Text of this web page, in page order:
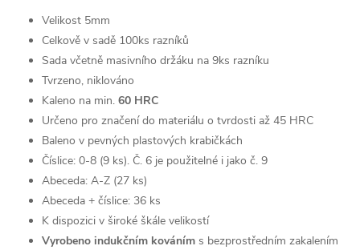
Velikost 5mm
Celkově v sadě 100ks razníků
Sada včetně masivního držáku na 9ks razníku
Tvrzeno, niklováno
Kaleno na min. 60 HRC
Určeno pro značení do materiálu o tvrdosti až 45 HRC
Baleno v pevných plastových krabičkách
Číslice: 0-8 (9 ks). Č. 6 je použitelné i jako č. 9
Abeceda: A-Z (27 ks)
Abeceda + číslice: 36 ks
K dispozici v široké škále velikostí
Vyrobeno indukčním kováním s bezprostředním zakalením